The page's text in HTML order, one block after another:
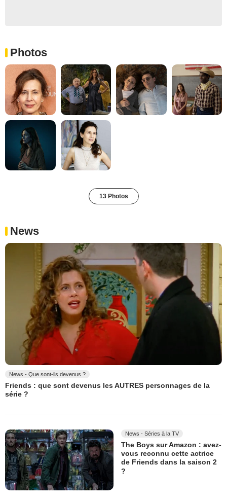
Photos
13 Photos
News
News - Que sont-ils devenus ?
Friends : que sont devenus les AUTRES personnages de la
série ?
News - Séries à la TV
The Boys sur Amazon : avez-
vous reconnu cette actrice
de Friends dans la saison 2
?